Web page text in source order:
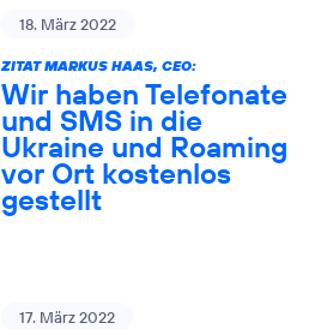
18. März 2022
ZITAT MARKUS HAAS, CEO:
Wir haben Telefonate
und SMS in die
Ukraine und Roaming
vor Ort kostenlos
gestellt
17. März 2022